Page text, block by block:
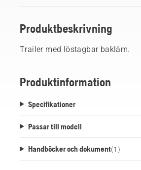
Produktbeskrivning
Trailer med löstagbar bakläm.
Produktinformation
Specifikationer
Passar till modell
Handböcker och dokument(1 )